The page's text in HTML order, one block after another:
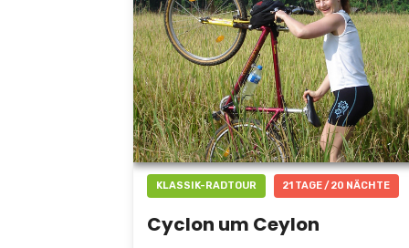
KLASSIK-RADTOUR 21 TAGE / 20 NÄCHTE
Cyclon um Ceylon